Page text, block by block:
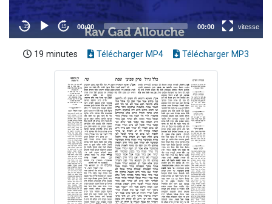
19 minutes Télécharger MP4 Télécharger MP3